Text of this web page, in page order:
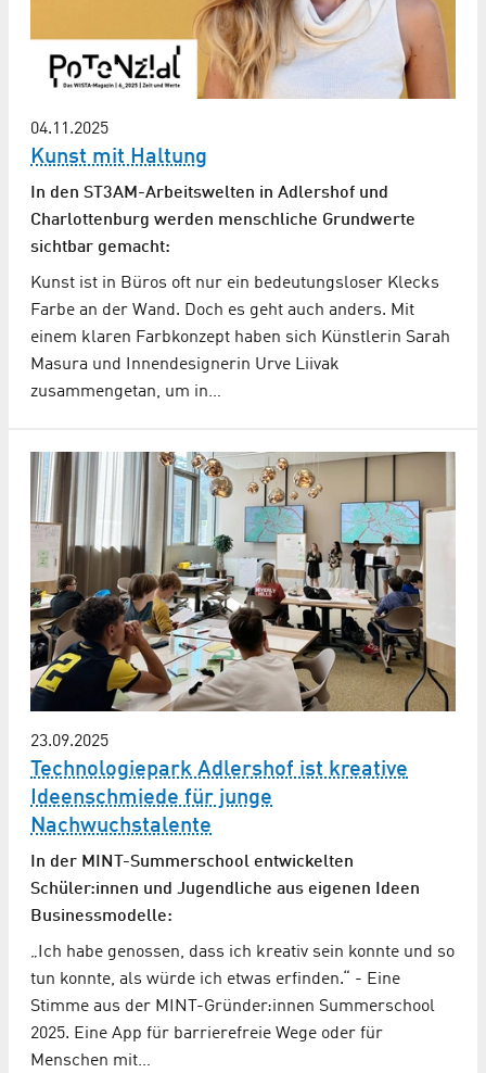
04.11.2025
Kunst mit Haltung
In den ST3AM-Arbeitswelten in Adlershof und
Charlottenburg werden menschliche Grundwerte
sichtbar gemacht:
Kunst ist in Büros oft nur ein bedeutungsloser Klecks
Farbe an der Wand. Doch es geht auch anders. Mit
einem klaren Farbkonzept haben sich Künstlerin Sarah
Masura und Innendesignerin Urve Liivak
zusammengetan, um in…
23.09.2025
Technologiepark Adlershof ist kreative
Ideenschmiede für junge
Nachwuchstalente
In der MINT-Summerschool entwickelten
Schüler:innen und Jugendliche aus eigenen Ideen
Businessmodelle:
„Ich habe genossen, dass ich kreativ sein konnte und so
tun konnte, als würde ich etwas erfinden.“ - Eine
Stimme aus der MINT-Gründer:innen Summerschool
2025. Eine App für barrierefreie Wege oder für
Menschen mit…